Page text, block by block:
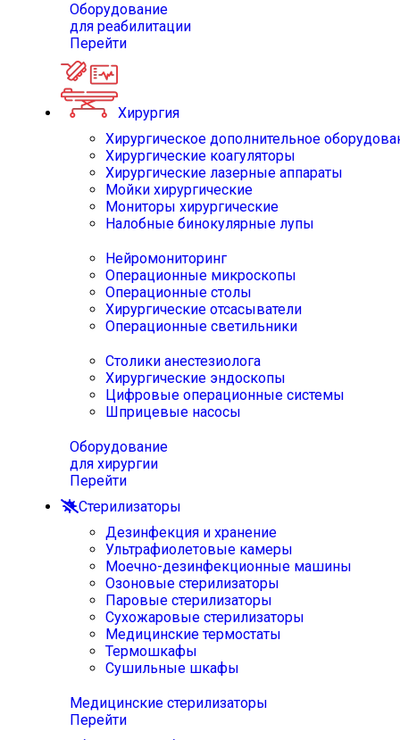
Оборудование
для реабилитации
Перейти
Хирургия
Хирургическое дополнительное
Хирургические коагуляторы
Хирургические лазерные аппараты
Мойки хирургические
Мониторы хирургические
Налобные бинокулярные лупы
Нейромониторинг
Операционные микроскопы
Операционные столы
Хирургические отсасыватели
Операционные светильники
Столики анестезиолога
Хирургические эндоскопы
Цифровые операционные системы
Шприцевые насосы
Оборудование
для хирургии
Перейти
Стерилизаторы
Дезинфекция и хранение
Ультрафиолетовые камеры
Моечно-дезинфекционные машины
Озоновые стерилизаторы
Паровые стерилизаторы
Сухожаровые стерилизаторы
Медицинские термостаты
Термошкафы
Сушильные шкафы
Медицинские стерилизаторы
Перейти